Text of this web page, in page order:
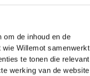
de inhoud en de
Willemot samenwerkt
te tonen die relevant
werking van de website
werden
contracten en
de door u
vergoeding
kan variëren.